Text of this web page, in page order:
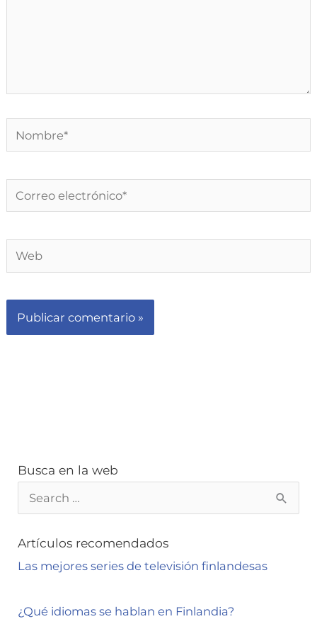
Nombre*
Correo
electrónico*
Web
Busca en la web
u
s
c
r
Artículos recomendados
Las mejores series de televisión finlandesas
¿Qué idiomas se hablan en Finlandia?